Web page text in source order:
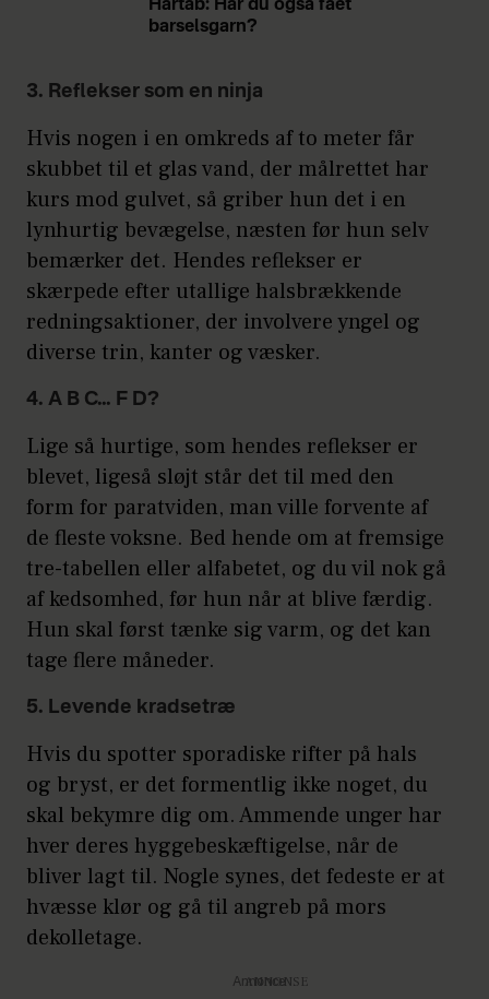
Hårtab: Har du også fået
barselsgarn?
3. Reflekser som en ninja
Hvis nogen i en omkreds af to meter får
skubbet til et glas vand, der målrettet har
kurs mod gulvet, så griber hun det i en
lynhurtig bevægelse, næsten før hun selv
bemærker det. Hendes reflekser er
skærpede efter utallige halsbrækkende
redningsaktioner, der involvere yngel og
diverse trin, kanter og væsker.
4. A B C… F D?
Lige så hurtige, som hendes reflekser er
blevet, ligeså sløjt står det til med den
form for paratviden, man ville forvente af
de fleste voksne. Bed hende om at fremsige
tre-tabellen eller alfabetet, og du vil nok gå
af kedsomhed, før hun når at blive færdig.
Hun skal først tænke sig varm, og det kan
tage flere måneder.
5. Levende kradsetræ
Hvis du spotter sporadiske rifter på hals
og bryst, er det formentlig ikke noget, du
skal bekymre dig om. Ammende unger har
hver deres hyggebeskæftigelse, når de
bliver lagt til. Nogle synes, det fedeste er at
hvæsse klør og gå til angreb på mors
dekolletage.
Annonce